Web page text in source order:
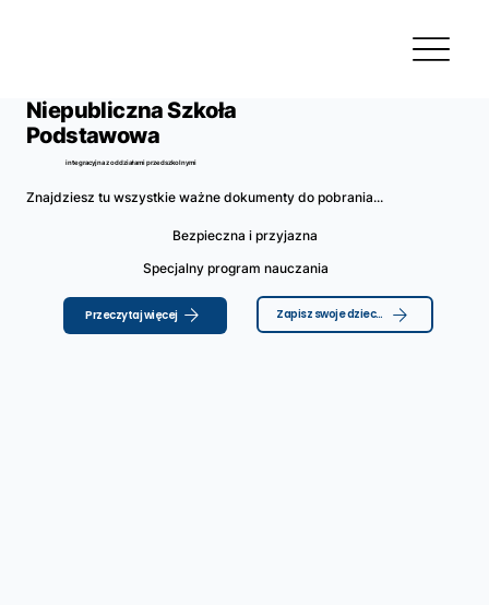
Niepubliczna Szkoła
Podstawowa
integracyjna z oddziałami przedszkolnymi
Bezpieczna i przyjazna
Specjalny program nauczania
Znajdziesz tu wszystkie ważne dokumenty do pobrania...
Przeczytaj więcej Zapisz swoje dziecko